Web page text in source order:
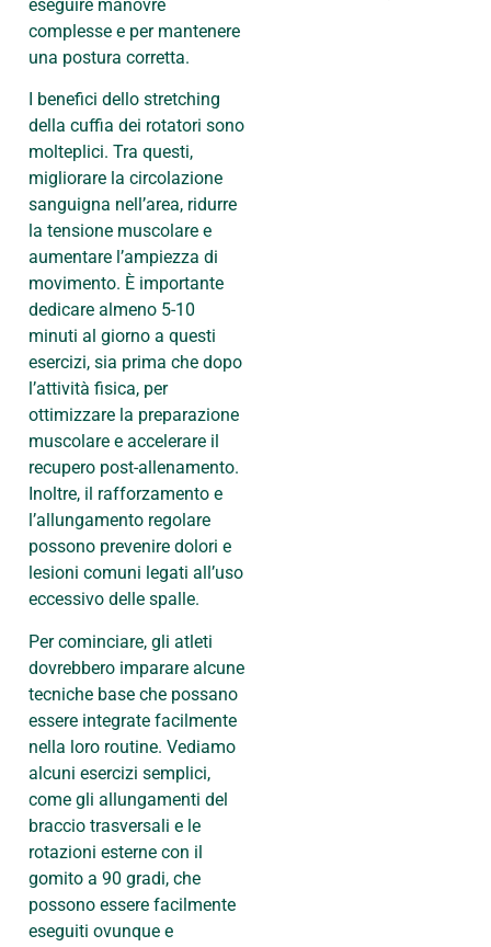
eseguire manovre
complesse e per mantenere
una postura corretta.
I benefici dello stretching
della cuffia dei rotatori sono
molteplici. Tra questi,
migliorare la circolazione
sanguigna nell’area, ridurre
la tensione muscolare e
aumentare l’ampiezza di
movimento. È importante
dedicare almeno 5-10
minuti al giorno a questi
esercizi, sia prima che dopo
l’attività fisica, per
ottimizzare la preparazione
muscolare e accelerare il
recupero post-allenamento.
Inoltre, il rafforzamento e
l’allungamento regolare
possono prevenire dolori e
lesioni comuni legati all’uso
eccessivo delle spalle.
Per cominciare, gli atleti
dovrebbero imparare alcune
tecniche base che possano
essere integrate facilmente
nella loro routine. Vediamo
alcuni esercizi semplici,
come gli allungamenti del
braccio trasversali e le
rotazioni esterne con il
gomito a 90 gradi, che
possono essere facilmente
eseguiti ovunque e